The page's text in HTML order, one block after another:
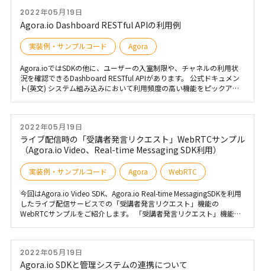
2022年05月19日
Agora.io Dashboard RESTful APIの利用例
実装例・サンプルコード Agora
Agora.ioではSDKの他に、ユーザーの入室制限や、チャネルの利用状
況を確認できるDashboard RESTful APIがあります。 公式ドキュメン
ト(英文) システム組み込みにおいて利用頻度の高い機能をピックアッ
2022年05月19日
ライブ配信時の「受講者発言リクエスト」WebRTCサンプル
（Agora.io Video、Real-time Messaging SDK利用）
実装例・サンプルコード Agora WebRTC
今回はAgora.io Video SDK、Agora.io Real-time MessagingSDKを利用
したライブ配信サービスでの「受講者発言リクエスト」機能の
WebRTCサンプルをご紹介します。 「受講者発言リクエスト」機能と
と、受講者の映像・音声が有効になり、配信者と受講者にてリアルタ
イムに会話ができる機能になります。
2022年05月19日
Agora.io SDKと管理システムの連携について